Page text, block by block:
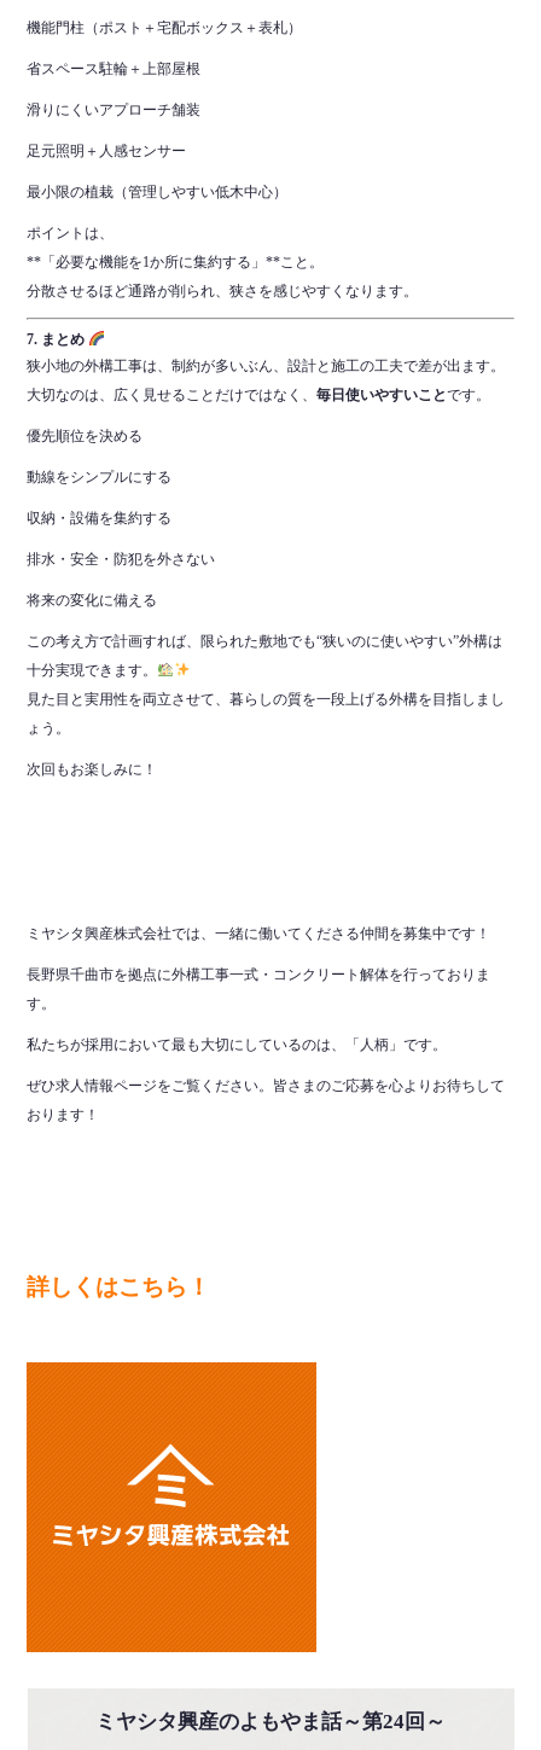
機能門柱（ポスト＋宅配ボックス＋表札）
省スペース駐輪＋上部屋根
滑りにくいアプローチ舗装
足元照明＋人感センサー
最小限の植栽（管理しやすい低木中心）
ポイントは、
**「必要な機能を1か所に集約する」**こと。
分散させるほど通路が削られ、狭さを感じやすくなります。
7. まとめ
狭小地の外構工事は、制約が多いぶん、設計と施工の工夫で差が出ます。
大切なのは、広く見せることだけではなく、毎日使いやすいことです。
優先順位を決める
動線をシンプルにする
収納・設備を集約する
排水・安全・防犯を外さない
将来の変化に備える
この考え方で計画すれば、限られた敷地でも“狭いのに使いやすい”外構は
十分実現できます。
見た目と実用性を両立させて、暮らしの質を一段上げる外構を目指しまし
ょう。
次回もお楽しみに！
ミヤシタ興産株式会社では、一緒に働いてくださる仲間を募集中です！
長野県千曲市を拠点に外構工事一式・コンクリート解体を行っておりま
す。
私たちが採用において最も大切にしているのは、「人柄」です。
ぜひ求人情報ページをご覧ください。皆さまのご応募を心よりお待ちして
おります！
詳しくはこちら！
ミヤシタ興産のよもやま話～第24回～